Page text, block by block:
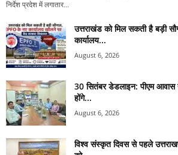
निर्देश प्रदेश में लगातार...
उत्तराखंड को मिल सकती है बड़ी
कार्यालय...
August 6, 2026
30 सितंबर डेडलाइन: पीएम
होंगे...
August 6, 2026
विश्व संस्कृत दिवस से पहले